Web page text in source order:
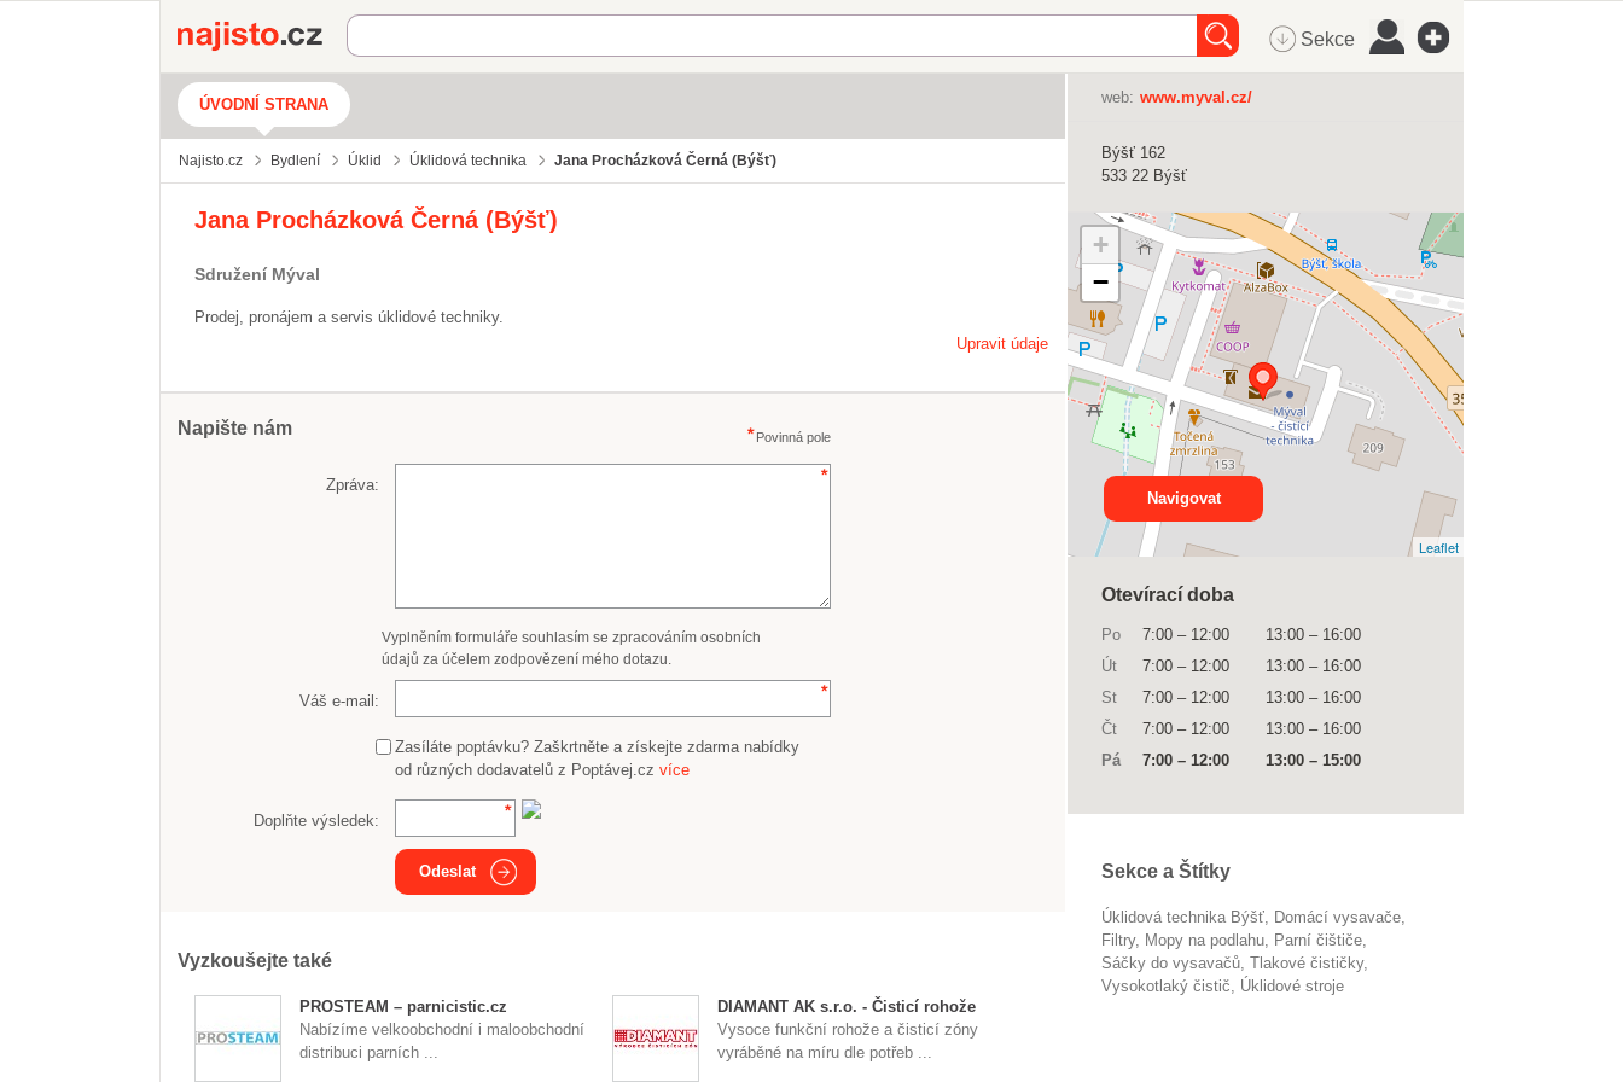
Najisto.cz Sekce
ÚVODNÍ STRANA
Najisto.cz Bydlení Úklid Úklidová technika Jana Procházková Černá (Býšť)
Jana Procházková Černá (Býšť)
Sdružení Mýval
Prodej, pronájem a servis úklidové techniky.
Upravit údaje
Napište nám Povinná pole
Zpráva:
Vyplněním formuláře souhlasím se zpracováním osobních
údajů za účelem zodpovězení mého dotazu.
Váš e-mail:
Zasíláte poptávku? Zaškrtněte a získejte zdarma nabídky
od různých dodavatelů z Poptávej.cz více
Doplňte výsledek:
Odeslat
Vyzkoušejte také
PROSTEAM – parnicistic.cz
Nabízíme velkoobchodní i maloobchodní
distribuci parních ...
DIAMANT AK s.r.o. - Čisticí rohože
Vysoce funkční rohože a čisticí zóny
vyráběné na míru dle potřeb ...
web: www.myval.cz/
Býšť 162
533 22 Býšť
+
−
Leaflet
Navigovat
Otevírací doba
Po 7:00 – 12:00 13:00 – 16:00
Út
7:00 – 12:00 13:00 – 16:00
St
7:00 – 12:00 13:00 – 16:00
Čt
7:00 – 12:00 13:00 – 16:00
Pá
7:00 – 12:00 13:00 – 15:00
Sekce a Štítky
Úklidová technika Býšť
domácí vysavače
filtry
mopy na podlahu
parní čištiče
sáčky do vysavačů
tlakové čističky
vysokotlaký čistič
úklidové stroje